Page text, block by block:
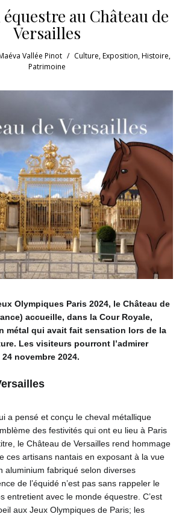
au Château de
Versailles
Vallée Pinot Culture,Exposition,Histoire,
Patrimoine
Olympiques Paris 2024, le Château de
accueille, dans la Cour Royale,
métal qui avait fait sensation lors de la
Les visiteurs pourront l’admirer
novembre 2024.
a pensé et conçu le cheval métallique
des festivités qui ont eu lieu à Paris
le Château de Versailles rend hommage
ces artisans nantais en exposant à la vue
aluminium fabriqué selon diverses
de l’équidé n’est pas sans rappeler le
entretient avec le monde équestre. C’est
aux Jeux Olympiques de Paris; les